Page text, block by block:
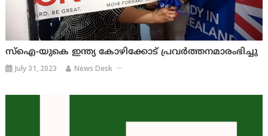
സ്ഐ-യുകെ ഇന്ത്യ കോഴിക്കോട് പ്രവര്‍ത്തനമാരംഭിച്ചു
July 31, 2023 News Desk